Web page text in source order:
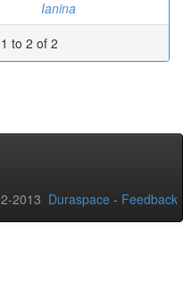
Ianina
to 2 of 2
2013 Duraspace - Feedback